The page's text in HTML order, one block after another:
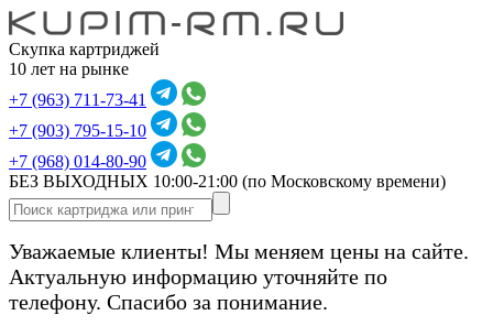
Скупка картриджей
10 лет на рынке
+7 (963) 711-73-41
+7 (903) 795-15-10
+7 (968) 014-80-90
БЕЗ ВЫХОДНЫХ 10:00-21:00 (по Московскому времени)
Уважаемые клиенты! Мы меняем цены на сайте.
Актуальную информацию уточняйте по
телефону. Спасибо за понимание.